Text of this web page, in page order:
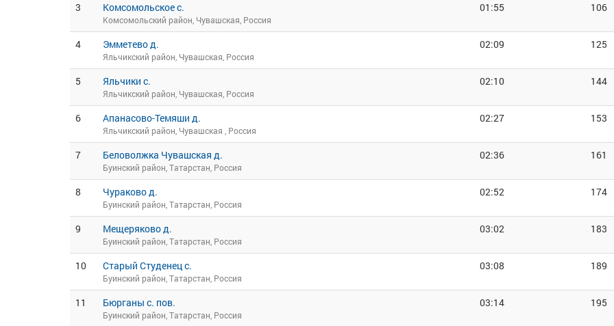
3 Комсомольское с.
Комсомольский район, Чувашская, Россия
01:55 106
4 Эмметево д.
Яльчикский район, Чувашская, Россия
02:09 125
5 Яльчики с.
Яльчикский район, Чувашская, Россия
02:10 144
6 Апанасово-Темяши д.
Яльчикский район, Чувашская , Россия
02:27 153
7 Беловолжка Чувашская д.
Буинский район, Татарстан, Россия
02:36 161
8 Чураково д.
Буинский район, Татарстан, Россия
02:52 174
9 Мещеряково д.
Буинский район, Татарстан, Россия
03:02 183
10 Старый Студенец с.
Буинский район, Татарстан, Россия
03:08 189
11 Бюрганы с. пов.
Буинский район, Татарстан, Россия
03:14 195